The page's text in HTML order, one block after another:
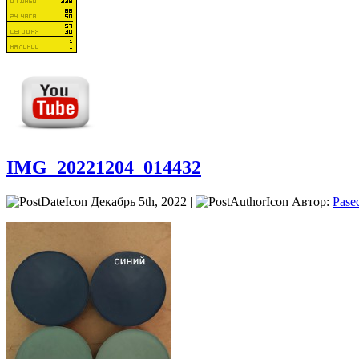
IMG_20221204_014432
Декабрь 5th, 2022 | Автор: